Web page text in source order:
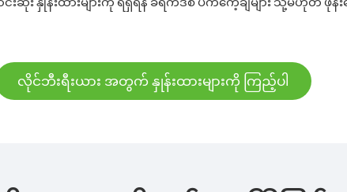
လိုင်ဘီးရီးယား အတွက် နှုန်းထားများကို ကြည့်ပါ